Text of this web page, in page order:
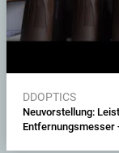
DDOPTICS
Neuvorstellung:
Entfernungsmesser